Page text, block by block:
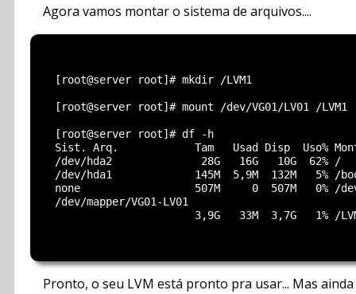
Agora vamos montar o sistema de arquivos....
  [root@server root]# mkdir /LVM1
  [root@server root]# mount /dev/VG01/LV01 /LVM1
  [root@server root]# df -h
Sist. Arq.            Tam   Usad Disp  Uso%
  /dev/hda2              28G   16G   10G  62% /
/dev/hda1             145M  5,9M  132M   5% /
none                  507M     0  507M   0% /
  /dev/mapper/VG01-LV01
3,9G   33M  3,7G   1% /
Pronto, o seu LVM está pronto pra usar... Mas ainda